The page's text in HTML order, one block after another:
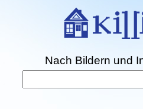
Nach Bildern und